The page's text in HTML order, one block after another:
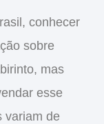
conhecer
sobre
mas
esse
variam de